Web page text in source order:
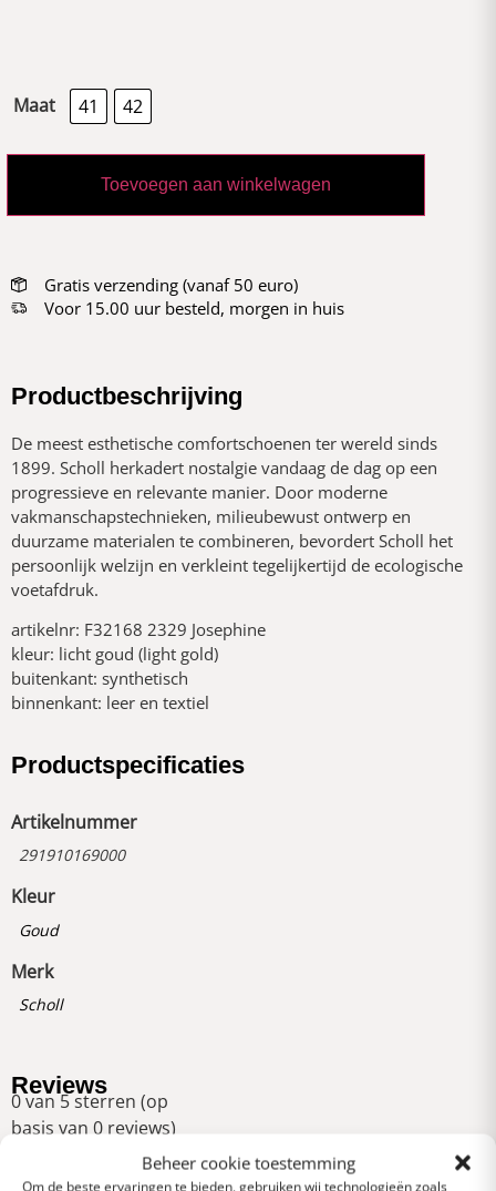
Beheer cookie toestemming
Om de beste ervaringen te bieden, gebruiken wij technologieën zoals
Maat 41 42
Toevoegen aan winkelwagen
Gratis verzending (vanaf 50 euro)
Voor 15.00 uur besteld, morgen in huis
Productbeschrijving
De meest esthetische comfortschoenen ter wereld sinds
1899. Scholl herkadert nostalgie vandaag de dag op een
progressieve en relevante manier. Door moderne
vakmanschapstechnieken, milieubewust ontwerp en
duurzame materialen te combineren, bevordert Scholl het
persoonlijk welzijn en verkleint tegelijkertijd de ecologische
voetafdruk.
artikelnr: F32168 2329 Josephine
kleur: licht goud (light gold)
buitenkant: synthetisch
binnenkant: leer en textiel
Productspecificaties
Artikelnummer
291910169000
Kleur
Goud
Merk
Scholl
Reviews
0 van 5 sterren (op
basis van 0 reviews)